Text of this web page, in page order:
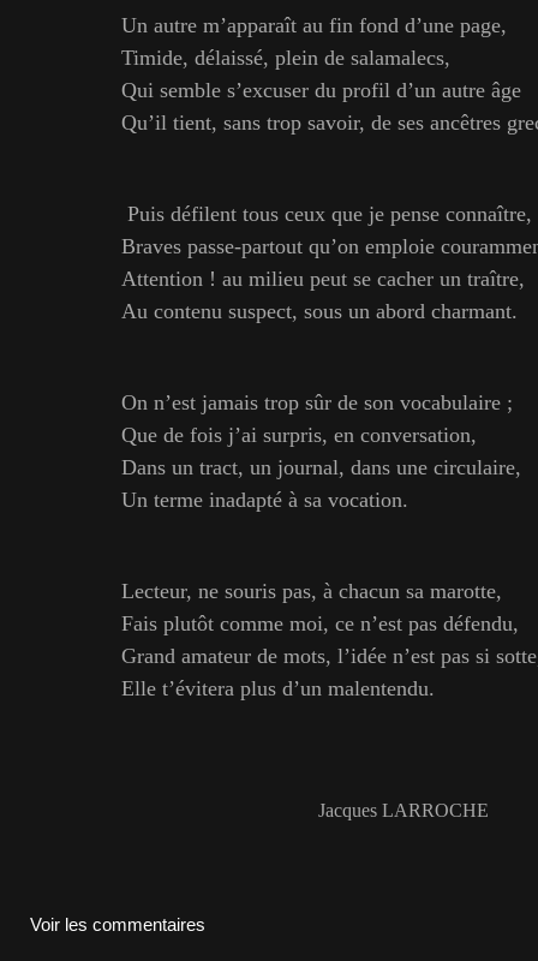
Un autre m’apparaît au fin fond d’une page,
Timide, délaissé, plein de salamalecs,
Qui semble s’excuser du profil d’un autre âge
Qu’il tient, sans trop savoir, de ses ancêtres
Puis défilent tous ceux que je pense connaître,
Braves passe-partout qu’on emploie
Attention ! au milieu peut se cacher un traître,
Au contenu suspect, sous un abord charmant.
On n’est jamais trop sûr de son vocabulaire ;
Que de fois j’ai surpris, en conversation,
Dans un tract, un journal, dans une circulaire,
Un terme inadapté à sa vocation.
Lecteur, ne souris pas, à chacun sa marotte,
Fais plutôt comme moi, ce n’est pas défendu,
Grand amateur de mots, l’idée n’est pas si
Elle t’évitera plus d’un malentendu.
Jacques LARROCHE
Voir les commentaires